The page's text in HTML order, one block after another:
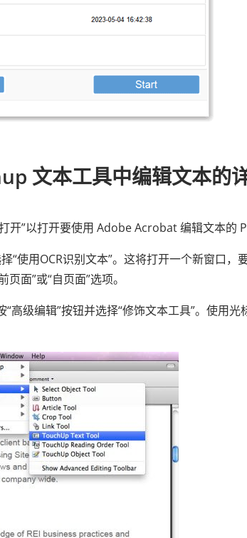
文本工具中编辑文本的
”以打开要使用 Adob​​e Acrobat 编辑文本的
“使用OCR识别文本”。这将打开一个新窗口，
面”或“自页面”选项。
高级编辑”按钮并选择“修饰文本工具”。使用光